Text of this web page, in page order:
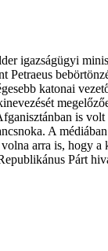
igazságügyi
Petraeus
katonai
is volt
A
arra is, hogy
Párt